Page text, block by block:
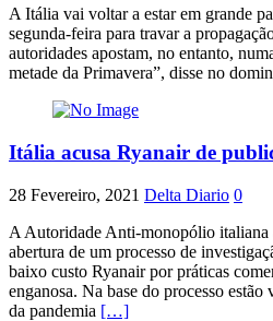
A Itália vai voltar a estar em grande
segunda-feira para travar a
autoridades apostam, no entanto,
metade da Primavera”, disse no
Itália acusa Ryanair de
28 Fevereiro, 2021 Delta Diario 0
A Autoridade Anti-monopólio italiana
abertura de um processo de
baixo custo Ryanair por práticas
enganosa. Na base do processo estão
da pandemia […]